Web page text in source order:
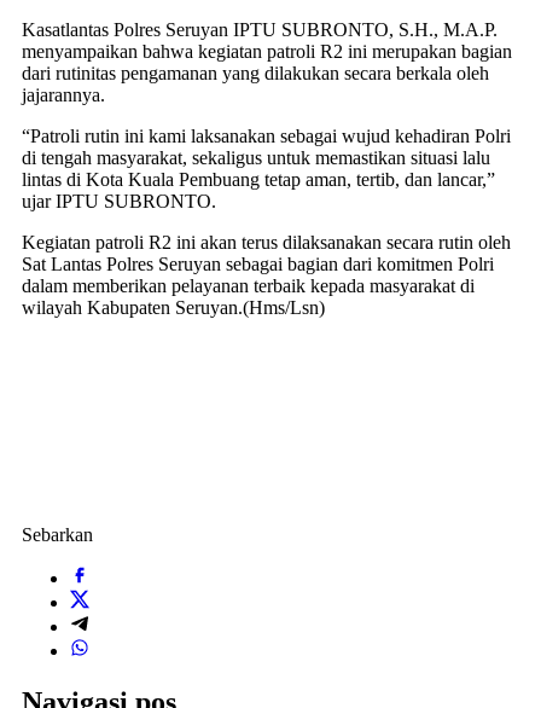
Kasatlantas Polres Seruyan IPTU SUBRONTO, S.H., M.A.P.
menyampaikan bahwa kegiatan patroli R2 ini merupakan bagian
dari rutinitas pengamanan yang dilakukan secara berkala oleh
jajarannya.
“Patroli rutin ini kami laksanakan sebagai wujud kehadiran Polri
di tengah masyarakat, sekaligus untuk memastikan situasi lalu
lintas di Kota Kuala Pembuang tetap aman, tertib, dan lancar,”
ujar IPTU SUBRONTO.
Kegiatan patroli R2 ini akan terus dilaksanakan secara rutin oleh
Sat Lantas Polres Seruyan sebagai bagian dari komitmen Polri
dalam memberikan pelayanan terbaik kepada masyarakat di
wilayah Kabupaten Seruyan.(Hms/Lsn)
Sebarkan
Navigasi pos